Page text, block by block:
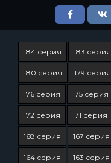
184 серия 183 серия
180 серия 179 серия
176 серия 175 серия
172 серия 171 серия
168 серия 167 серия
164 серия 163 серия